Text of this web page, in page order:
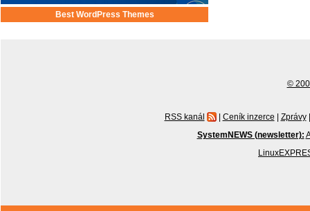
Best WordPress Themes
©
RSS kanál | Ceník inzerce | Zprávy |
SystemNEWS (newsletter):